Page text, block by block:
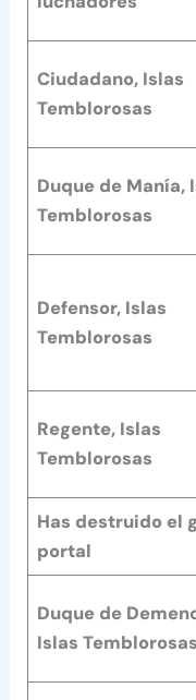
Ciudadano, Islas
Temblorosas
Duque de Manía,
Temblorosas
Defensor, Islas
Temblorosas
Regente, Islas
Temblorosas
Has destruido el
portal
Duque de
Islas Temblorosas